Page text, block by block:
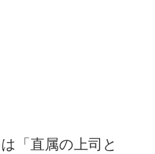
「直属の上司と